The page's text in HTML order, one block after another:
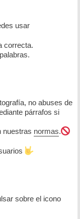
usar
correcta.
no abuses de
párrafos si
nuestras normas.
sobre el icono